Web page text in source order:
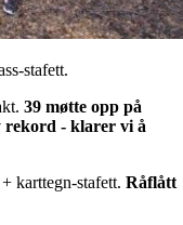
stafett.
39 møtte opp på
- klarer vi å
karttegn-stafett. Råflått